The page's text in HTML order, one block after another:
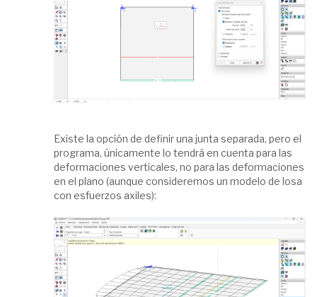
Existe la opción de definir una junta separada, pero el
programa, únicamente lo tendrá en cuenta para las
deformaciones verticales, no para las deformaciones
en el plano (aunque consideremos un modelo de losa
con esfuerzos axiles):